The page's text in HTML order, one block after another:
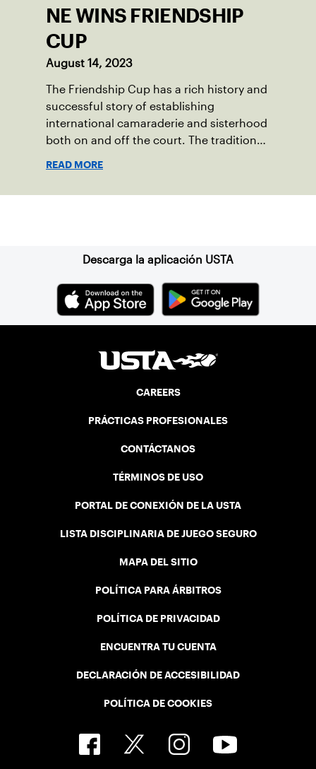
NE WINS FRIENDSHIP
CUP
August 14, 2023
The Friendship Cup has a rich history and
successful story of establishing
international camaraderie and sisterhood
both on and off the court. The tradition
the Canadian senior division, and
Cup. In that year, players competed on
three courts at the Jay Peak Resort in
Vermont.
READ MORE
Descarga la aplicación USTA
CAREERS
PRÁCTICAS PROFESIONALES
CONTÁCTANOS
TÉRMINOS DE USO
PORTAL DE CONEXIÓN DE LA USTA
LISTA DISCIPLINARIA DE JUEGO SEGURO
MAPA DEL SITIO
POLÍTICA PARA ÁRBITROS
POLÍTICA DE PRIVACIDAD
ENCUENTRA TU CUENTA
DECLARACIÓN DE ACCESIBILIDAD
POLÍTICA DE COOKIES